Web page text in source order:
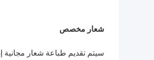
شعار مخصص
سيتم تقديم طباعة شعار مجانية